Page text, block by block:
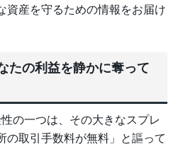
資産を守るための情報をお届け
たの利益を静かに奪って
の一つは、その大きなスプレ
の取引手数料が無料」と謳って